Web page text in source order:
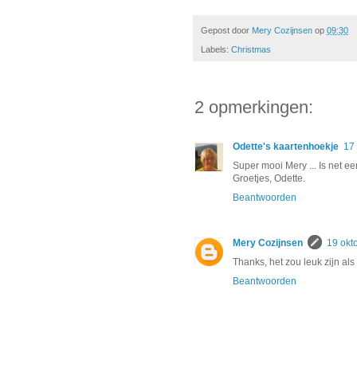
Gepost door Mery Cozijnsen op 09:30
Labels: Christmas
2 opmerkingen:
Odette's kaartenhoekje 17
Super mooi Mery ... Is net
Groetjes, Odette.
Beantwoorden
Mery Cozijnsen
19
Thanks, het zou leuk zijn
Beantwoorden